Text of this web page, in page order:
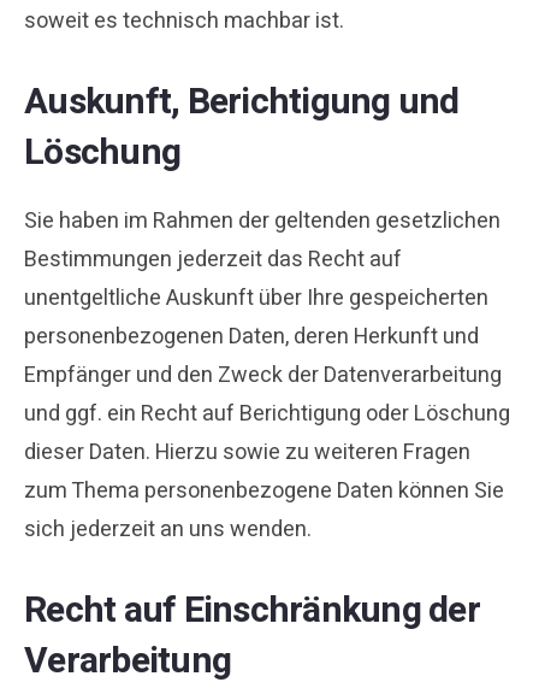
soweit es technisch machbar ist.
Auskunft, Berichtigung und
Löschung
Sie haben im Rahmen der geltenden gesetzlichen
Bestimmungen jederzeit das Recht auf
unentgeltliche Auskunft über Ihre gespeicherten
personenbezogenen Daten, deren Herkunft und
Empfänger und den Zweck der Datenverarbeitung
und ggf. ein Recht auf Berichtigung oder Löschung
dieser Daten. Hierzu sowie zu weiteren Fragen
zum Thema personenbezogene Daten können Sie
sich jederzeit an uns wenden.
Recht auf Einschränkung der
Verarbeitung